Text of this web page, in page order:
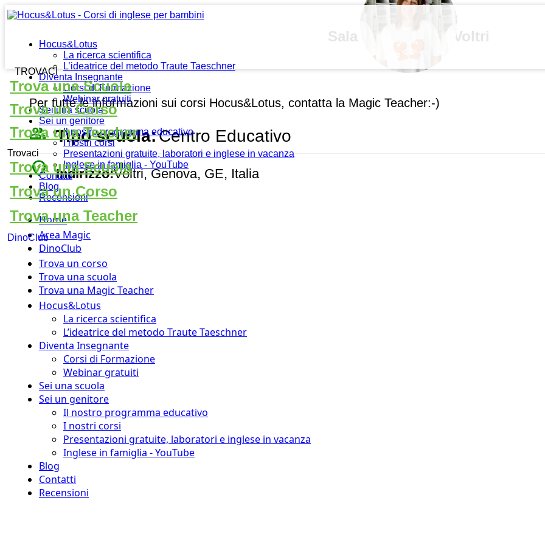
Hocus&Lotus
La ricerca scientifica
L’ideatrice del metodo Traute Taeschner
Diventa Insegnante
Corsi di Formazione
Webinar gratuiti
Sei una scuola
Sei un genitore
Il nostro programma educativo
I nostri corsi
Presentazioni gratuite, laboratori e inglese in vacanza
Inglese in famiglia - YouTube
Contatti
Blog
Recensioni
Home
Area Magic
DinoClub
Trova un corso
Trova una scuola
Trova una Magic Teacher
Hocus&Lotus
La ricerca scientifica
L’ideatrice del metodo Traute Taeschner
Diventa Insegnante
Corsi di Formazione
Webinar gratuiti
Sei una scuola
Sei un genitore
Il nostro programma educativo
I nostri corsi
Presentazioni gratuite, laboratori e inglese in vacanza
Inglese in famiglia - YouTube
Blog
Contatti
Recensioni
TROVACI
Trova una Scuola
Trova un Corso
Trova una Teacher
Trovaci
Trova una Scuola
Trova un Corso
Trova una Teacher
DinoClub
Sala Parrocchiale Voltri
Per tutte le informazioni sui corsi Hocus&Lotus, contatta la Magic Teacher:-)
people_outline Tipo scuola:Centro Educativo
place Indirizzo:Voltri, Genova, GE, Italia